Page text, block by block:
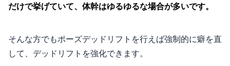
だけで挙げていて、体幹はゆるゆるな場合が多いです。
そんな方でもポーズデッドリフトを行えば強制的に癖を直
して、デッドリフトを強化できます。